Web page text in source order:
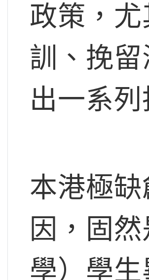
政策，
訓、挽
出一系
本港極
因，固
學）學